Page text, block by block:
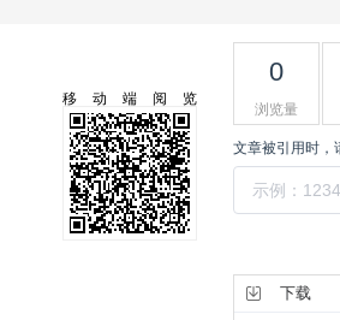
移动端阅览
0
浏览量
文章被引用时，
下载